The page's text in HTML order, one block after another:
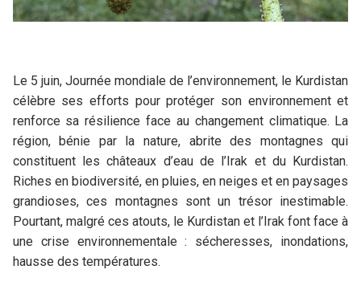
Le 5 juin, Journée mondiale de l’environnement, le Kurdistan
célèbre ses efforts pour protéger son environnement et
renforce sa résilience face au changement climatique. La
région, bénie par la nature, abrite des montagnes qui
constituent les châteaux d’eau de l’Irak et du Kurdistan.
Riches en biodiversité, en pluies, en neiges et en paysages
grandioses, ces montagnes sont un trésor inestimable.
Pourtant, malgré ces atouts, le Kurdistan et l’Irak font face à
une crise environnementale : sécheresses, inondations,
hausse des températures.